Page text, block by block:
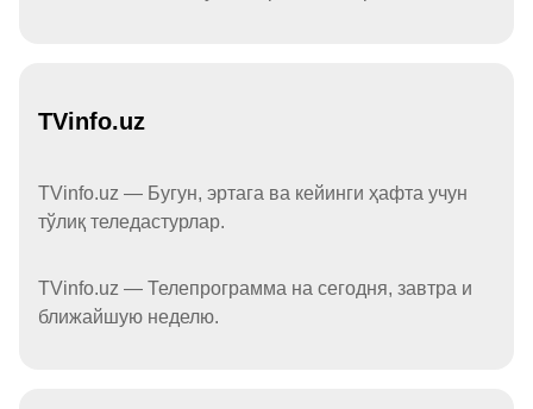
TVinfo.uz
TVinfo.uz — Бугун, эртага ва кейинги ҳафта учун
тўлиқ теледастурлар.
TVinfo.uz — Телепрограмма на сегодня, завтра и
ближайшую неделю.